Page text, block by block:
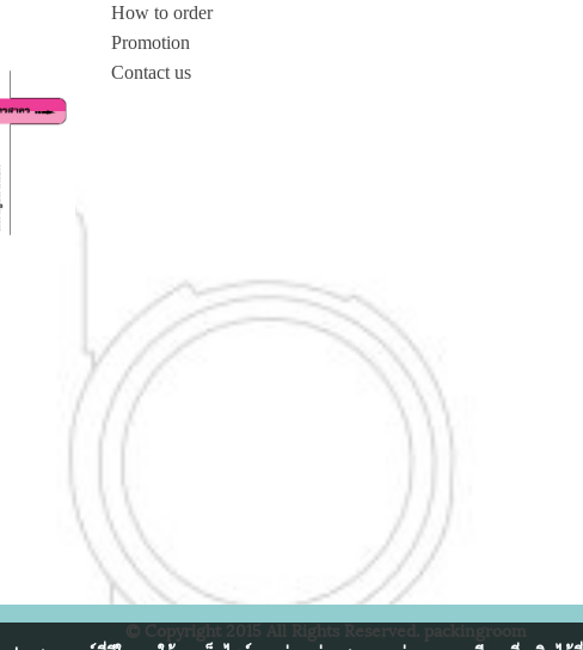
How to order
Promotion
Contact us
© Copyright 2015 All Rights Reserved. packingroom